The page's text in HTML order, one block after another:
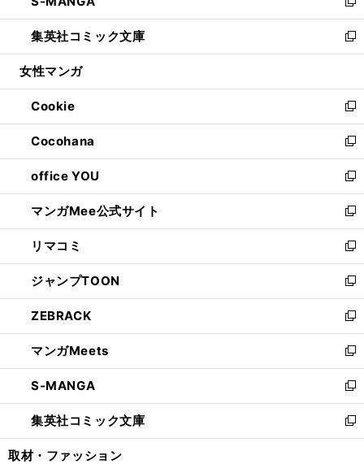
開
く
ウ
で
開
ィ
ン
ド
ウ
開
く
い
ウ
ィ
ン
ウ
で
開
く
新
し
い
ウ
ン
ド
ウ
で
開
く
集英社コミック文庫
新
し
ウ
ィ
ン
ド
ウ
で
開
く
女性マンガ
Cookie
新
し
い
ウ
ィ
ン
ド
ウ
で
開
く
Cocohana
新
し
い
ウ
ィ
ン
ド
ウ
で
開
く
office YOU
新
し
い
ウ
ィ
ン
ド
ウ
で
開
く
マンガMee公式サイト
新
し
い
ウ
ィ
ン
ド
ウ
で
開
く
リマコミ
新
し
い
ウ
ィ
ン
ド
ウ
で
開
く
ジャンプTOON
新
し
い
ウ
ィ
ン
ド
ウ
で
開
ZEBRACK
新
し
い
ウ
ィ
ン
ド
ウ
マンガMeets
新
し
い
ウ
ィ
ン
S-MANGA
新
し
い
ウ
集英社コミック文庫
新
し
取材・ファッション